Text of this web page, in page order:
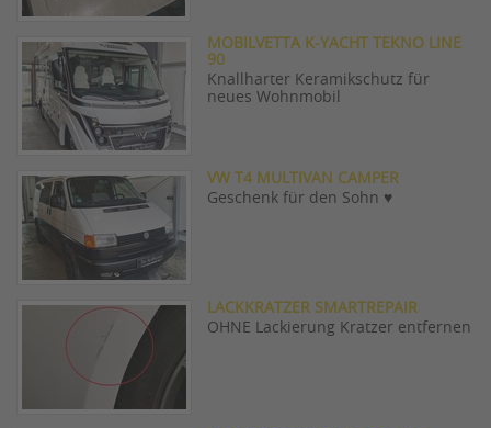
MOBILVETTA K-YACHT TEKNO LINE
90
Knallharter Keramikschutz für
neues Wohnmobil
VW T4 MULTIVAN CAMPER
Geschenk für den Sohn ♥️
LACKKRATZER SMARTREPAIR
OHNE Lackierung Kratzer entfernen